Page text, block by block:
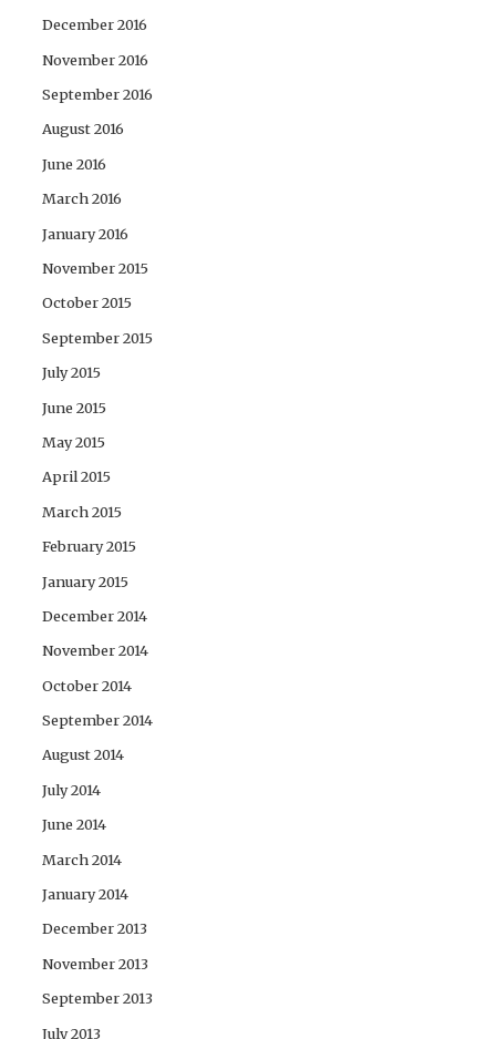
December 2016
November 2016
September 2016
August 2016
June 2016
March 2016
January 2016
November 2015
October 2015
September 2015
July 2015
June 2015
May 2015
April 2015
March 2015
February 2015
January 2015
December 2014
November 2014
October 2014
September 2014
August 2014
July 2014
June 2014
March 2014
January 2014
December 2013
November 2013
September 2013
July 2013